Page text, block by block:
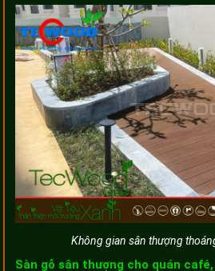
Không gian sân thượng
Sàn gỗ sân thượng cho quán